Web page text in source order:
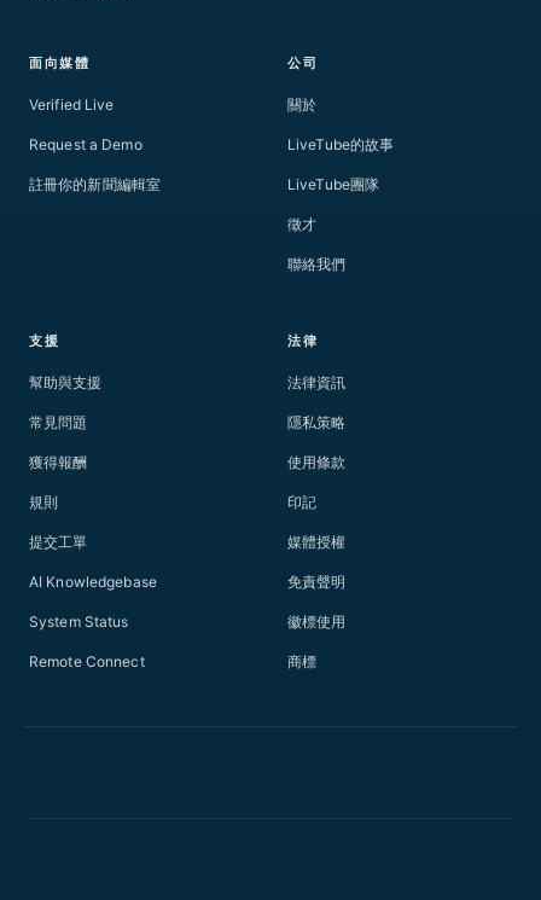
面向媒體
Verified Live
Request a Demo
註冊你的新聞編輯室
公司
關於
LiveTube的故事
LiveTube團隊
徵才
聯絡我們
支援
幫助與支援
常見問題
獲得報酬
規則
提交工單
AI Knowledgebase
System Status
Remote Connect
法律
法律資訊
隱私策略
使用條款
印記
媒體授權
免責聲明
徽標使用
商標